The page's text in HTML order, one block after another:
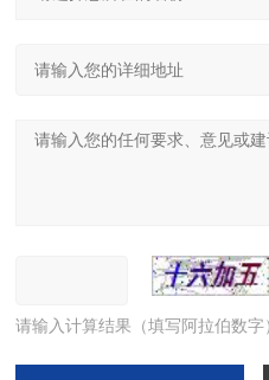
请输入计算结果（填写阿拉伯数